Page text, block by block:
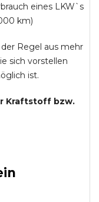
eines LKW`s
km)
Regel aus mehr
sich vorstellen
ist.
Kraftstoff bzw.